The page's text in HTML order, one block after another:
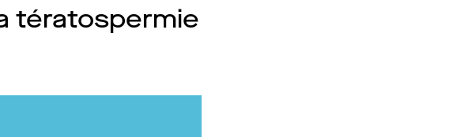
tératospermie